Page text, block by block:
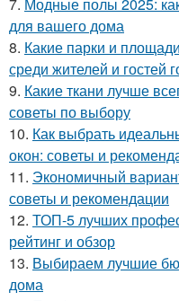
для вашего дома
8. Какие парки и
среди жителей и гостей
9. Какие ткани лучше
советы по выбору
10. Как выбрать
окон: советы и
11. Экономичный
советы и рекомендации
12. ТОП-5 лучших
рейтинг и обзор
13. Выбираем лучшие
дома